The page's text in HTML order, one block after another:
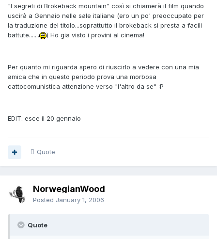
"I segreti di Brokeback mountain" così si chiamerà il film quando
uscirà a Gennaio nelle sale italiane (ero un po' preoccupato per
la traduzione del titolo...soprattutto il brokeback si presta a facili
battute.......
) Ho gia visto i provini al cinema!
Per quanto mi riguarda spero di riuscirlo a vedere con una mia
amica che in questo periodo prova una morbosa
cattocomunistica attenzione verso "l'altro da se" :P
EDIT: esce il 20 gennaio
Quote
NorwegianWood
Posted January 1, 2006
Quote